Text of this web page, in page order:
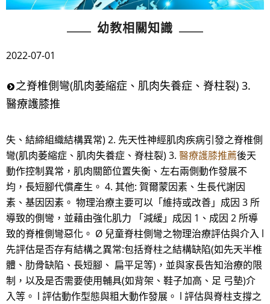
幼教相關知識
2022-07-01
之脊椎側彎(肌肉萎縮症、肌肉失養症、脊柱裂) 3.
醫療護膝推
失、結締組織結構異常) 2. 先天性神經肌肉疾病引發之脊椎側
彎(肌肉萎縮症、肌肉失養症、脊柱裂) 3. 醫療護膝推薦後天
動作控制異常，肌肉關節位置失衡、左右兩側動作發展不
均，長短腳代償產生。 4. 其他: 賀爾蒙因素、生長代謝因
素、基因因素。 物理治療主要可以「維持或改善」成因 3 所
導致的側彎，並藉由強化肌力 「減緩」成因 1、成因 2 所導
致的脊椎側彎惡化。 Ø 兒童脊柱側彎之物理治療評估與介入 l
先評估是否存有結構之異常:包括脊柱之結構缺陷(如先天半椎
體、肋骨缺陷、長短腳、 扁平足等)，並與家長告知治療的限
制，以及是否需要使用輔具(如背架、鞋子加高、足 弓墊)介
入等。 l 評估動作型態與粗大動作發展。 l 評估與脊柱支撐之